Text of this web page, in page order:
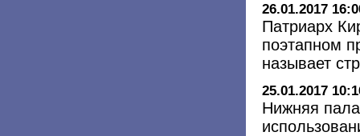
26.01.2017
Патриарх
поэтапном
называет
25.01.2017
Нижняя